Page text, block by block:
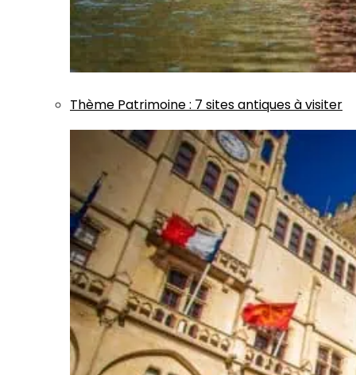
Thème Patrimoine: 7 sites antiques à visiter